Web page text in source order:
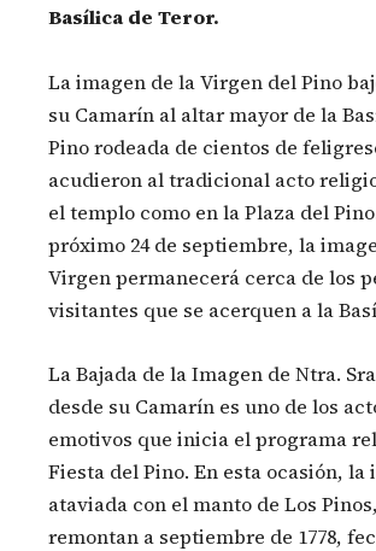
Basílica de Teror.
La imagen de la Virgen del Pino
su Camarín al altar mayor de la
Pino rodeada de cientos de
acudieron al tradicional acto
el templo como en la Plaza del
próximo 24 de septiembre, la
Virgen permanecerá cerca de los
visitantes que se acerquen a la
La Bajada de la Imagen de Ntra.
desde su Camarín es uno de los
emotivos que inicia el programa
Fiesta del Pino. En esta ocasión, la
ataviada con el manto de Los
remontan a septiembre de 1778,